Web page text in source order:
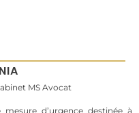
MS Avocat
mesure d’urgence destinée à